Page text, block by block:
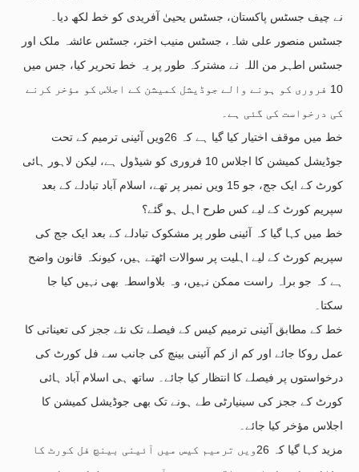
نے چیف جسٹس پاکستان، جسٹس یحییٰ آفریدی کو خط لکھ دیا۔
جسٹس منصور علی شاہ، جسٹس منیب اختر، جسٹس عائشہ ملک اور
جسٹس اطہر من اللہ نے مشترکہ طور پر یہ خط تحریر کیا، جس میں
10 فروری کو ہونے والے جوڈیشل کمیشن کے اجلاس کو مؤخر کرنے
کی درخواست کی گئی ہے۔
خط میں موقف اختیار کیا گیا ہے کہ 26ویں آئینی ترمیم کے تحت
جوڈیشل کمیشن کا اجلاس 10 فروری کو شیڈول ہے، لیکن لاہور ہائی
کورٹ کے ایک جج، جو 15 ویں نمبر پر تھے، اسلام آباد تبادلے کے بعد
سپریم کورٹ کے لیے کس طرح اہل ہو گئے؟
خط میں کہا گیا کہ آئینی طور پر مشکوک تبادلے کے بعد ایک جج کی
سپریم کورٹ کے لیے اہلیت پر سوالات اٹھتے ہیں، کیونکہ قانون واضح
ہے کہ جو براہ راست ممکن نہیں، وہ بلاواسطہ بھی نہیں کیا جا
سکتا۔
خط کے مطابق آئینی ترمیم کیس کے فیصلے تک نئے ججز کی تعیناتی کا
عمل روکا جائے اور کم از کم آئینی بینچ کی جانب سے فل کورٹ کی
درخواستوں پر فیصلے کا انتظار کیا جائے۔ ساتھ ہی اسلام آباد ہائی
کورٹ کے ججز کی سینیارٹی طے ہونے تک بھی جوڈیشل کمیشن کا
اجلاس مؤخر کیا جائے۔
مزید کہا گیا کہ 26ویں ترمیم کیس میں آئینی بینچ فل کورٹ کا